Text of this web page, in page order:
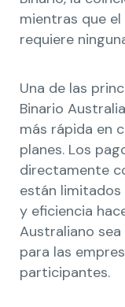
mientras que el
requiere
Una de las
Binario
más rápida en
planes. Los
directamente
están limitados
y eficiencia
Australiano
para las
participantes.